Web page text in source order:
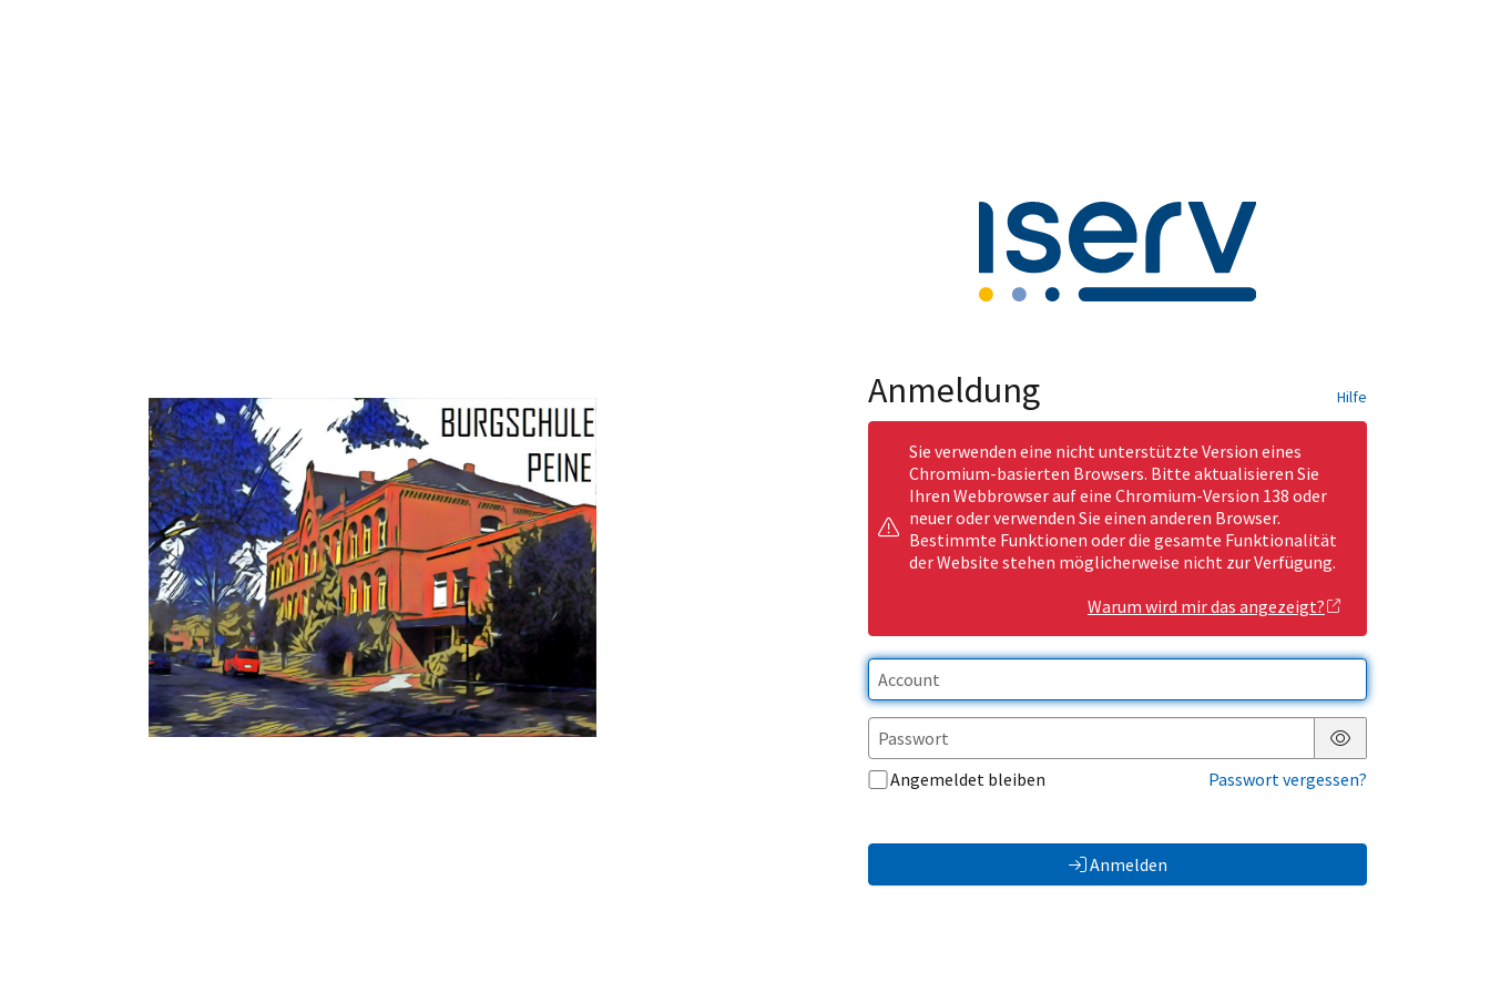
Anmeldung Hilfe
Sie verwenden eine nicht unterstützte Version eines
Chromium-basierten Browsers. Bitte aktualisieren Sie
Ihren Webbrowser auf eine Chromium-Version 138 oder
neuer oder verwenden Sie einen anderen Browser.
Bestimmte Funktionen oder die gesamte Funktionalität
der Website stehen möglicherweise nicht zur Verfügung.
Warum wird mir das angezeigt?
Passwort anzeigen
Angemeldet bleiben
Passwort vergessen?
Anmelden